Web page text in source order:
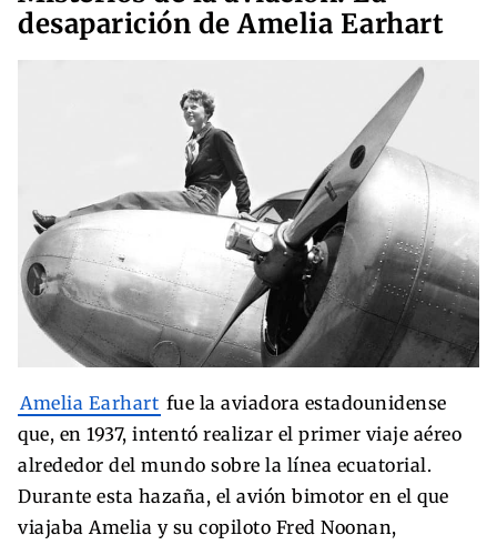
desaparición de Amelia Earhart
Amelia Earhart fue la aviadora estadounidense
que, en 1937, intentó realizar el primer viaje aéreo
alrededor del mundo sobre la línea ecuatorial.
Durante esta hazaña, el avión bimotor en el que
viajaba Amelia y su copiloto Fred Noonan,